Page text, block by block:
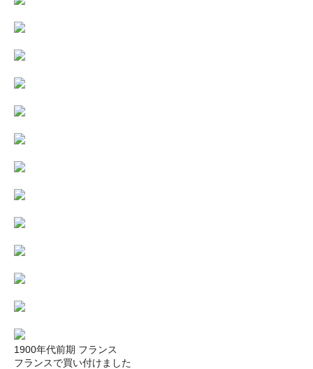
1900年代前期 フランス
フランスで買い付けました